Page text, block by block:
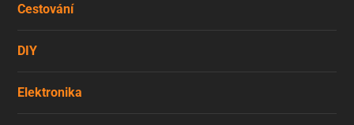
Cestování
DIY
Elektronika